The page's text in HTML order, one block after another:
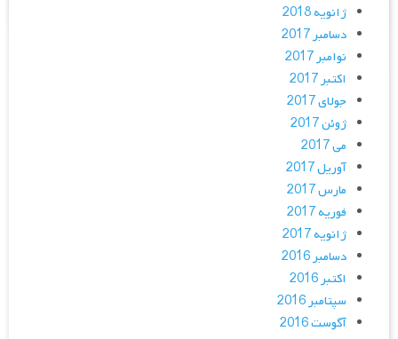
ژانویه 2018
دسامبر 2017
نوامبر 2017
اکتبر 2017
جولای 2017
ژوئن 2017
می 2017
آوریل 2017
مارس 2017
فوریه 2017
ژانویه 2017
دسامبر 2016
اکتبر 2016
سپتامبر 2016
آگوست 2016